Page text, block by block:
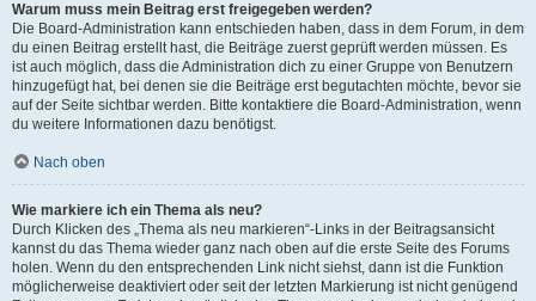
Warum muss mein Beitrag erst freigegeben werden?
Die Board-Administration kann entschieden haben, dass in dem Forum, in dem
du einen Beitrag erstellt hast, die Beiträge zuerst geprüft werden müssen. Es
ist auch möglich, dass die Administration dich zu einer Gruppe von Benutzern
hinzugefügt hat, bei denen sie die Beiträge erst begutachten möchte, bevor sie
auf der Seite sichtbar werden. Bitte kontaktiere die Board-Administration, wenn
du weitere Informationen dazu benötigst.
Nach oben
Wie markiere ich ein Thema als neu?
Durch Klicken des „Thema als neu markieren“-Links in der Beitragsansicht
kannst du das Thema wieder ganz nach oben auf die erste Seite des Forums
holen. Wenn du den entsprechenden Link nicht siehst, dann ist die Funktion
möglicherweise deaktiviert oder seit der letzten Markierung ist nicht genügend